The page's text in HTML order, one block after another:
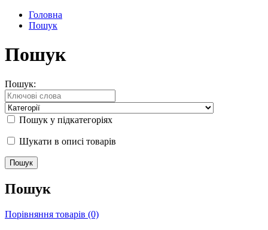
Головна
Пошук
Пошук
Пошук:
Пошук у підкатегоріях
Шукати в описі товарів
Пошук
Порівняння товарів (0)